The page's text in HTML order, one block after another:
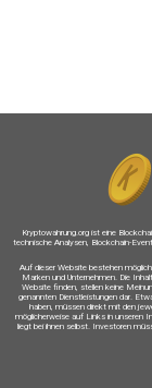
Kryptowahrung.org ist eine
technische Analysen, Blockchain-
Auf dieser Website bestehen
Marken und Unternehmen. Die
Website finden, stellen keine
genannten Dienstleistungen dar.
haben, müssen direkt mit den
möglicherweise auf Links in unseren
liegt bei ihnen selbst. Investoren